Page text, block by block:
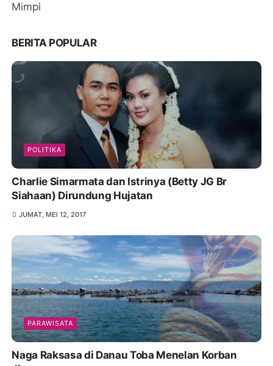
Mimpi
BERITA POPULAR
POLITIKA
Charlie Simarmata dan Istrinya (Betty JG Br
Siahaan) Dirundung Hujatan
JUMAT, MEI 12, 2017
PARAWISATA
Naga Raksasa di Danau Toba Menelan Korban